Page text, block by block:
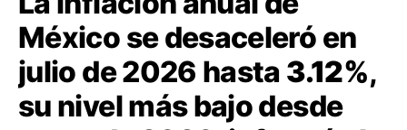
México se desaceleró en
julio de 2026 hasta 3.12%,
su nivel más bajo desde